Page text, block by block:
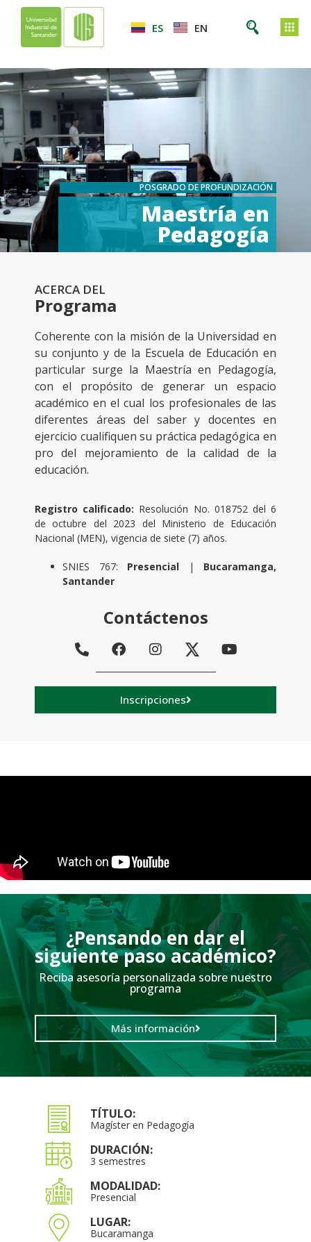
ES EN
POSGRADO DE PROFUNDIZACIÓN
Maestría en
Pedagogía
ACERCA DEL
Programa
Coherente con la misión de la Universidad en
su conjunto y de la Escuela de Educación en
particular surge la Maestría en Pedagogía,
con el propósito de generar un espacio
académico en el cual los profesionales de las
diferentes áreas del saber y docentes en
ejercicio cualifiquen su práctica pedagógica en
pro del mejoramiento de la calidad de la
educación.
Registro calificado: Resolución No. 018752 del 6
de octubre del 2023 del Ministerio de Educación
Nacional (MEN), vigencia de siete (7) años.
SNIES 767: Presencial |
Bucaramanga,
Santander
Contáctenos
Inscripciones
¿Pensando en dar el
siguiente paso académico?
Reciba asesoría personalizada sobre nuestro
programa
Más información
TÍTULO:
Magíster en Pedagogía
DURACIÓN:
3 semestres
MODALIDAD:
Presencial
LUGAR:
Bucaramanga